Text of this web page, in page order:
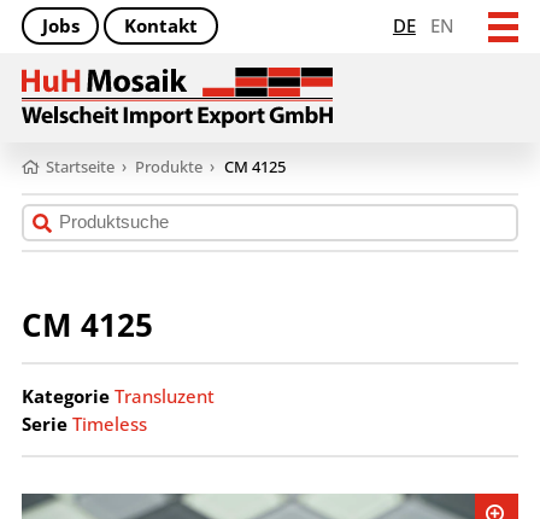
DE EN
Jobs Kontakt
Startseite › Produkte › CM 4125
CM 4125
Kategorie Transluzent
Serie Timeless